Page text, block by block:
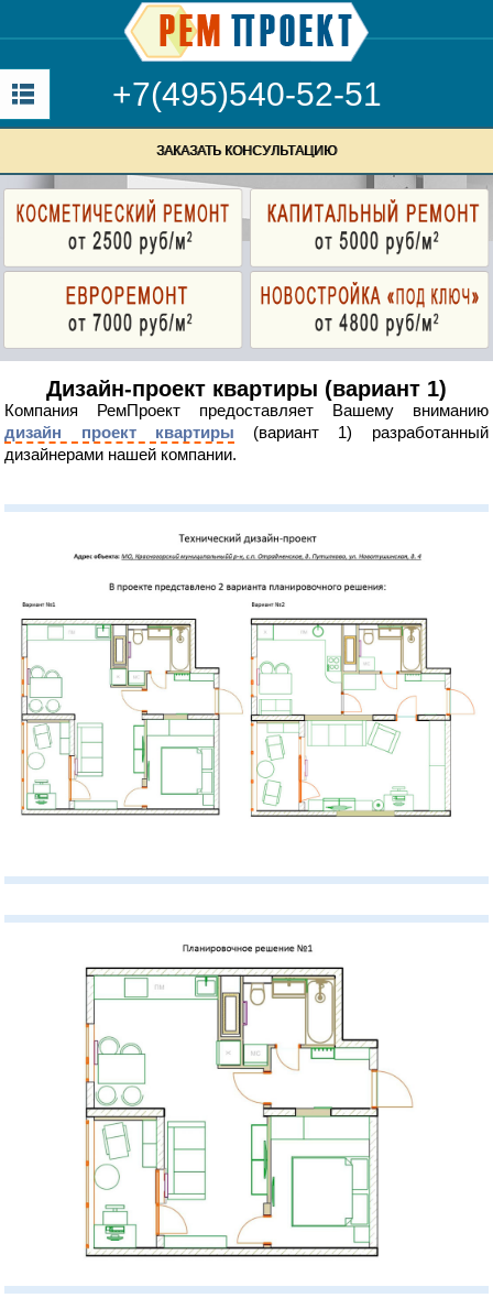
+7(495)540-52-51
ЗАКАЗАТЬ КОНСУЛЬТАЦИЮ
Дизайн-проект квартиры (вариант 1)
Компания РемПроект предоставляет Вашему вниманию
дизайн проект квартиры (вариант 1) разработанный
дизайнерами нашей компании.